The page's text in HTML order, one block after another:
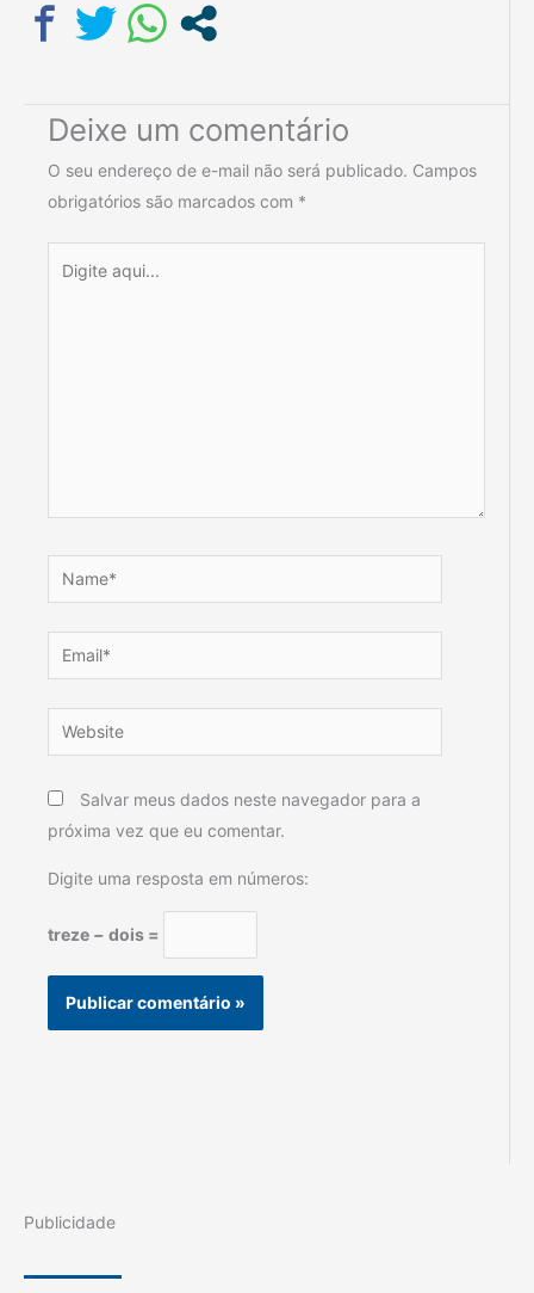
Deixe um comentário
O seu endereço de e-mail não será publicado. Campos
obrigatórios são marcados com *
aqui...
Name*
Email*
Website
Salvar meus dados neste navegador para a
próxima vez que eu comentar.
Digite uma resposta em números:
treze − dois =
Publicidade